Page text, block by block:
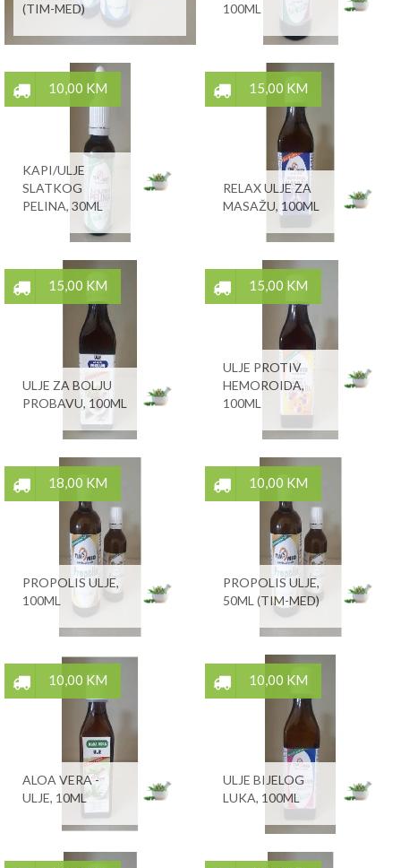
(TIM-MED)
100ML
10,00 KM
KAPI/ULJE
SLATKOG
PELINA, 30ML
15,00 KM
RELAX ULJE ZA
MASAŽU, 100ML
15,00 KM
ULJE ZA BOLJU
PROBAVU, 100ML
15,00 KM
ULJE PROTIV
HEMOROIDA,
100ML
18,00 KM
PROPOLIS ULJE,
100ML
10,00 KM
PROPOLIS ULJE,
50ML (TIM-MED)
10,00 KM
ALOA VERA -
ULJE, 10ML
10,00 KM
ULJE BIJELOG
LUKA, 100ML